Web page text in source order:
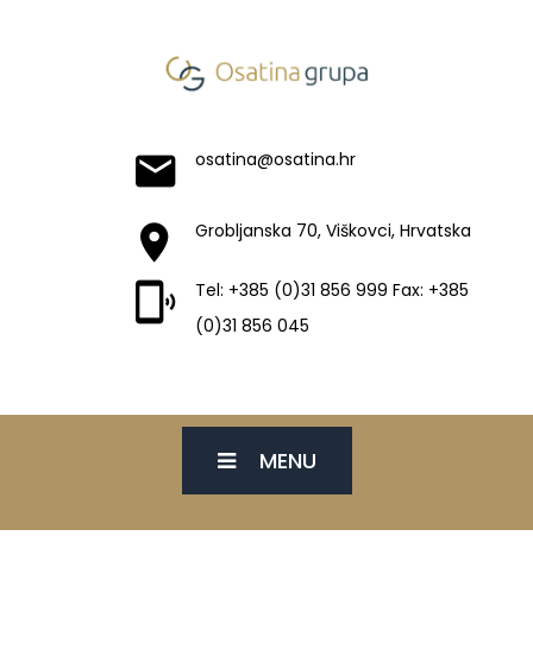
osatina@osatina.hr
Grobljanska 70, Viškovci, Hrvatska
Tel: +385 (0)31 856 999 Fax: +385
(0)31 856 045
MENU